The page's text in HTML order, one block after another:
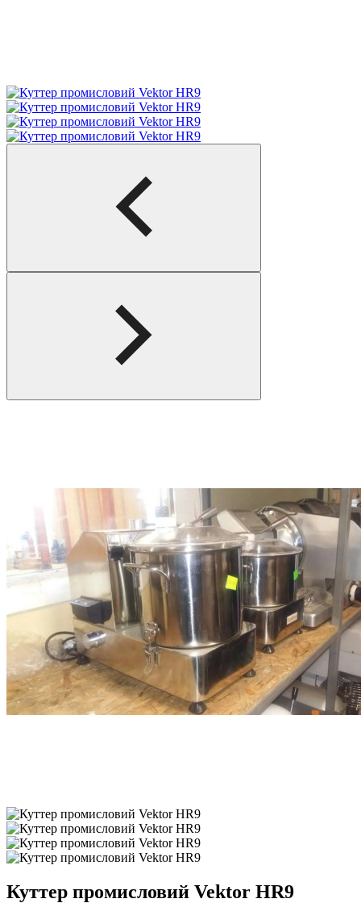
Куттер промисловий Vektor HR9